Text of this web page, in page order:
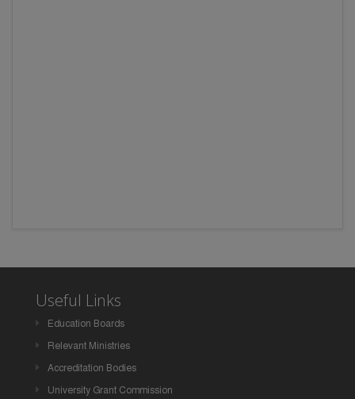
Useful Links
Education Boards
Relevant Ministries
Accreditation Bodies
University Grant Commission